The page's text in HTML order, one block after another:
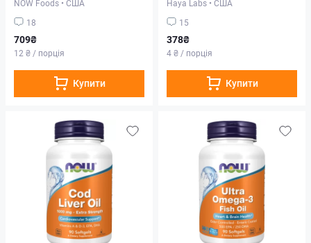
NOW Foods • США
18
709₴
12 ₴ / порція
Купити
Haya Labs • США
15
378₴
4 ₴ / порція
Купити